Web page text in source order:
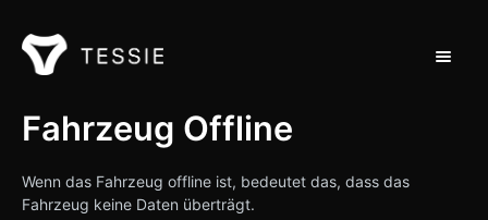
Support Home
Kontakt
Fahrzeug Offline
Wenn das Fahrzeug offline ist, bedeutet das, dass das
Fahrzeug keine Daten überträgt.